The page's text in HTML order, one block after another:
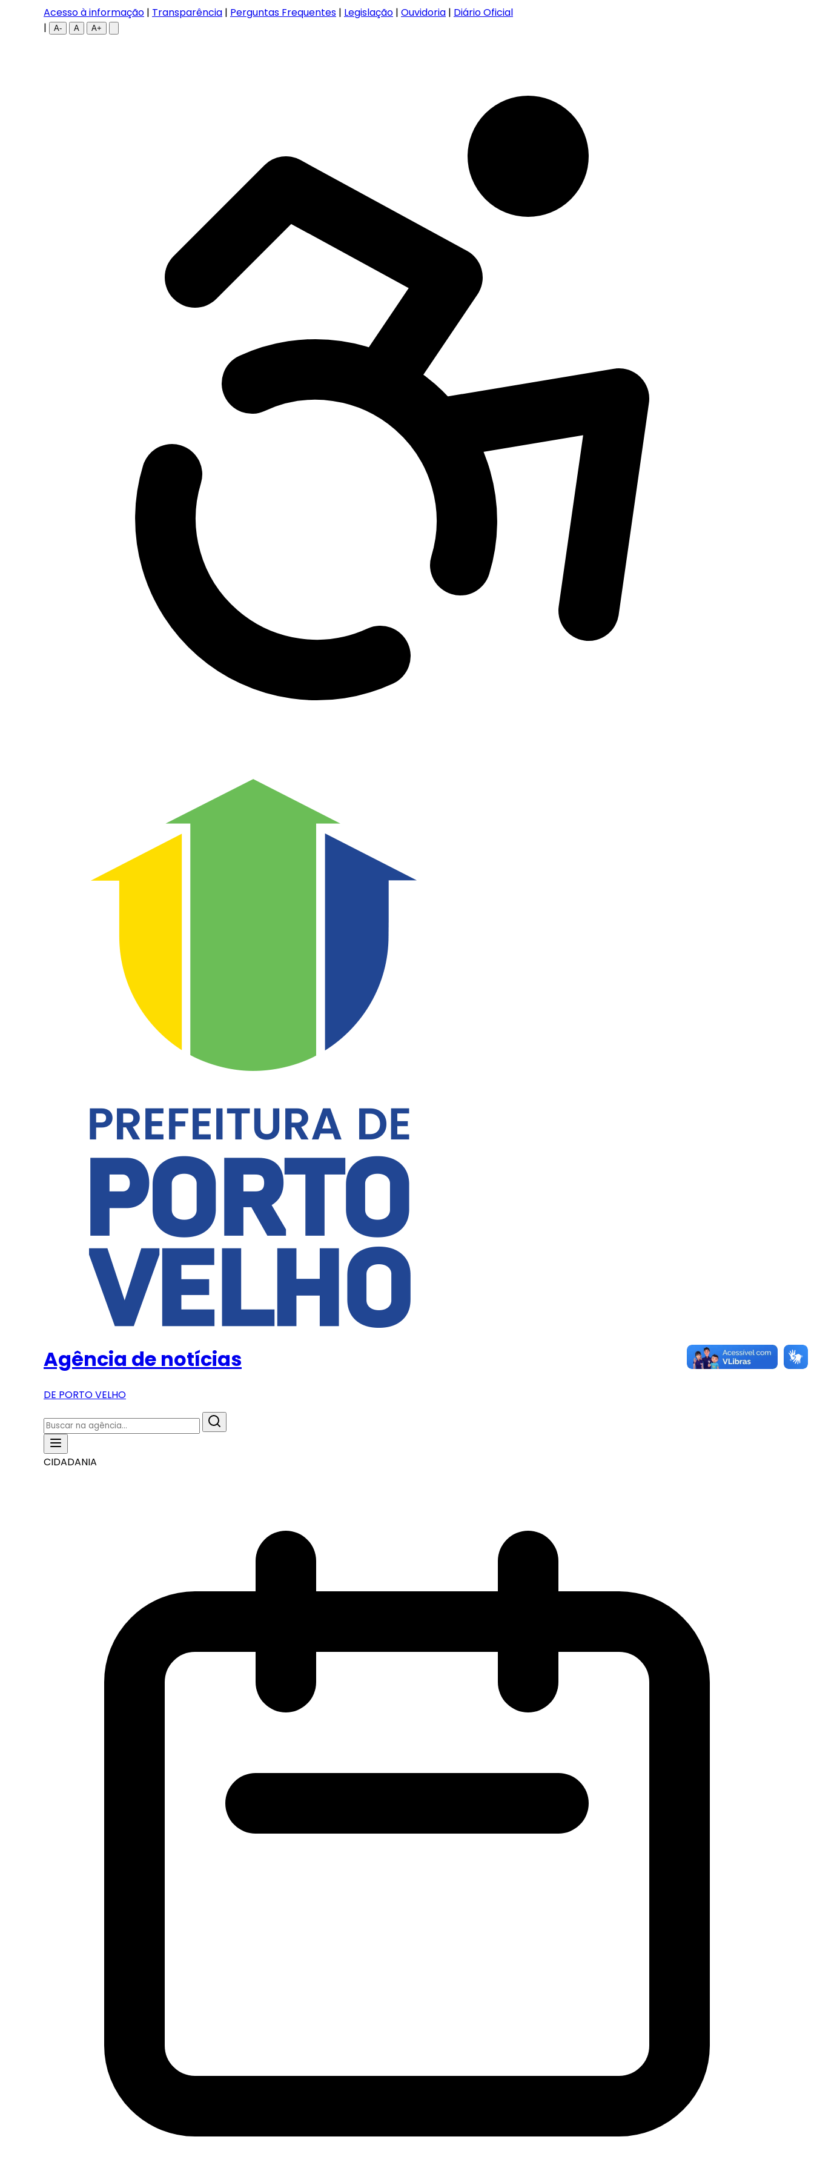
Acesso à informação | Transparência | Perguntas Frequentes | Legislação | Ouvidoria | Diário Oficial
|
A- A A+
Agência de notícias
DE PORTO VELHO
CIDADANIA